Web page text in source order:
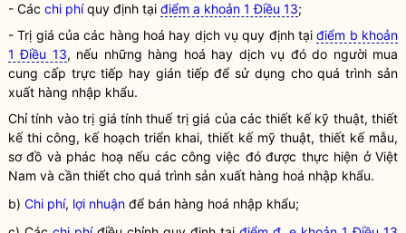
- Các chi phíquy định tại điểm a khoản 1 Điều 13;
- Trị giá của các hàng hoá hay dịch vụ quy định tạiđiểm b khoản
1 Điều 13, nếu những hàng hoá hay dịch vụ đó do người mua
cung cấp trực tiếp hay gián tiếp để sử dụng cho quá trình sản
xuất hàng nhập khẩu.
Chỉ tính vào trị giá tính thuế trị giá của các thiết kế kỹ thuật, thiết
kế thi công, kế hoạch triển khai, thiết kế mỹ thuật, thiết kế mẫu,
sơ đồ và phác hoạ nếu các công việc đó được thực hiện ở Việt
Nam và cần thiết cho quá trình sản xuất hàng hoá nhập khẩu.
b) Chi phí, lợi nhuận để bán hàng hoá nhập khẩu;